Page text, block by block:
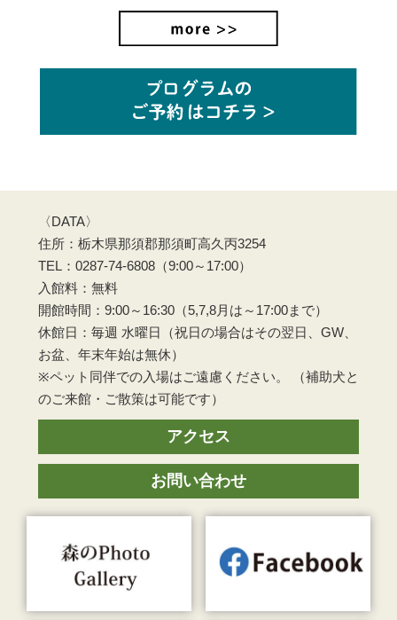
〈DATA〉
住所：栃木県那須郡那須町高久丙3254
TEL：0287-74-6808（9:00～17:00）
入館料：無料
開館時間：9:00～16:30（5,7,8月は～17:00まで）
休館日：毎週 水曜日（祝日の場合はその翌日、GW、
お盆、年末年始は無休）
※ペット同伴での入場はご遠慮ください。 （補助犬と
のご来館・ご散策は可能です）
アクセス
お問い合わせ